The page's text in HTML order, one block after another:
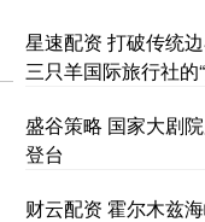
星速配资 打破传统
三只羊国际旅行社的
盛谷策略 国家大剧
登台
财云配资 霍尔木兹